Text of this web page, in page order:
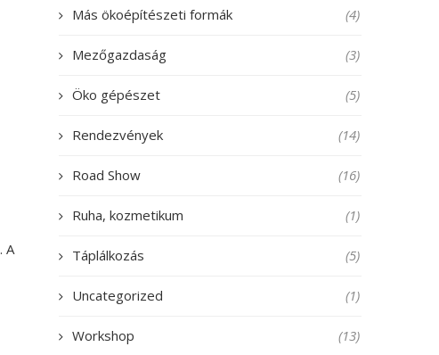
. A
Más ökoépítészeti formák (4)
Mezőgazdaság (3)
Öko gépészet (5)
Rendezvények (14)
Road Show (16)
Ruha, kozmetikum (1)
Táplálkozás (5)
Uncategorized (1)
Workshop (13)